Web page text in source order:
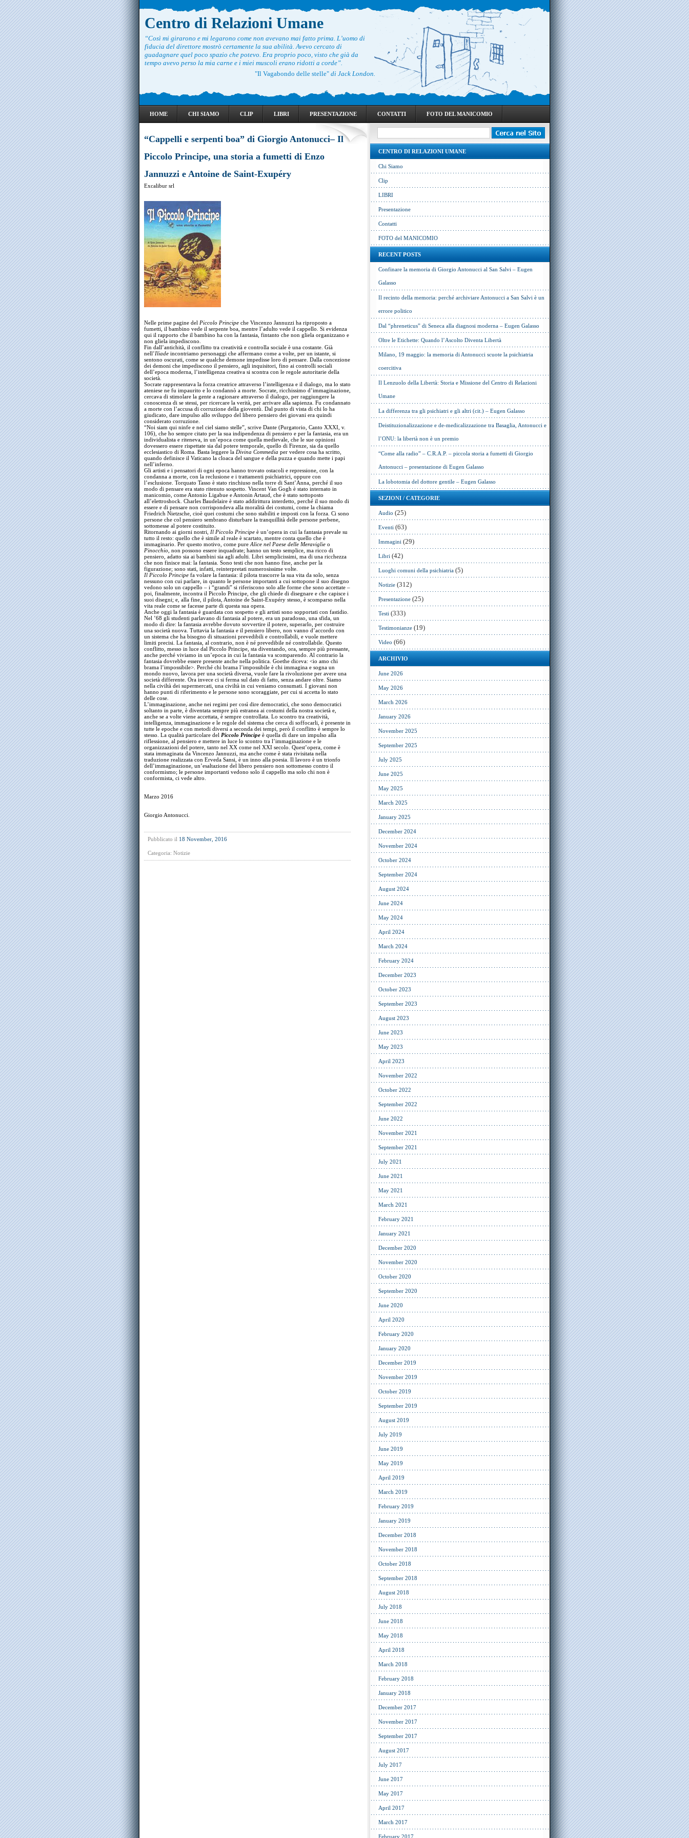
Centro di Relazioni Umane
“Così mi girarono e mi legarono come non avevano mai fatto prima. L’uomo di
fiducia del direttore mostrò certamente la sua abilità. Avevo cercato di
guadagnare quel poco spazio che potevo. Era proprio poco, visto che già da
tempo avevo perso la mia carne e i miei muscoli erano ridotti a corde”.
"Il Vagabondo delle stelle" di Jack London.
HOME CHI SIAMO CLIP LIBRI PRESENTAZIONE CONTATTI FOTO DEL MANICOMIO
“Cappelli e serpenti boa” di Giorgio Antonucci– Il
Piccolo Principe, una storia a fumetti di Enzo
Jannuzzi e Antoine de Saint-Exupéry
Excalibur srl
Nelle prime pagine del Piccolo Principe che Vincenzo Jannuzzi ha riproposto a
fumetti, il bambino vede il serpente boa, mentre l’adulto vede il cappello. Si evidenza
qui il rapporto che il bambino ha con la fantasia, fintanto che non gliela organizzano e
non gliela impediscono.
Fin dall’antichità, il conflitto tra creatività e controlla sociale è una costante. Già
nell’Iliade incontriamo personaggi che affermano come a volte, per un istante, si
sentono oscurati, come se qualche demone impedisse loro di pensare. Dalla concezione
dei demoni che impediscono il pensiero, agli inquisitori, fino ai controlli sociali
dell’epoca moderna, l’intelligenza creativa si scontra con le regole autoritarie della
società.
Socrate rappresentava la forza creatrice attraverso l’intelligenza e il dialogo, ma lo stato
ateniese ne fu impaurito e lo condannò a morte. Socrate, ricchissimo d’immaginazione,
cercava di stimolare la gente a ragionare attraverso il dialogo, per raggiungere la
conoscenza di se stessi, per ricercare la verità, per arrivare alla sapienza. Fu condannato
a morte con l’accusa di corruzione della gioventù. Dal punto di vista di chi lo ha
giudicato, dare impulso allo sviluppo del libero pensiero dei giovani era quindi
considerato corruzione.
“Noi siam qui ninfe e nel ciel siamo stelle”, scrive Dante (Purgatorio, Canto XXXI, v.
106), che ho sempre citato per la sua indipendenza di pensiero e per la fantasia, era un
individualista e riteneva, in un’epoca come quella medievale, che le sue opinioni
dovessero essere rispettate sia dal potere temporale, quello di Firenze, sia da quello
ecclesiastico di Roma. Basta leggere la Divina Commedia per vedere cosa ha scritto,
quando definisce il Vaticano la cloaca del sangue e della puzza e quando mette i papi
nell’inferno.
Gli artisti e i pensatori di ogni epoca hanno trovato ostacoli e repressione, con la
condanna a morte, con la reclusione e i trattamenti psichiatrici, oppure con
l’esclusione. Torquato Tasso è stato rinchiuso nella torre di Sant’Anna, perché il suo
modo di pensare era stato ritenuto sospetto. Vincent Van Gogh è stato internato in
manicomio, come Antonio Ligabue e Antonin Artaud, che è stato sottoposto
all’elettroshock. Charles Baudelaire è stato addirittura interdetto, perché il suo modo di
essere e di pensare non corrispondeva alla moralità dei costumi, come la chiama
Friedrich Nietzsche, cioè quei costumi che sono stabiliti e imposti con la forza. Ci sono
persone che col pensiero sembrano disturbare la tranquillità delle persone perbene,
sottomesse al potere costituito.
Ritornando ai giorni nostri, Il Piccolo Principe è un’opera in cui la fantasia prevale su
tutto il resto: quello che è simile al reale è scartato, mentre conta quello che è
immaginario. Per questo motivo, come pure Alice nel Paese delle Meraviglie o
Pinocchio , non possono essere inquadrate; hanno un testo semplice, ma ricco di
pensiero, adatto sia ai bambini sia agli adulti. Libri semplicissimi, ma di una ricchezza
che non finisce mai: la fantasia. Sono testi che non hanno fine, anche per la
figurazione; sono stati, infatti, reinterpretati numerosissime volte.
Il Piccolo Principe fa volare la fantasia: il pilota trascorre la sua vita da solo, senza
nessuno con cui parlare, in quanto le persone importanti a cui sottopone il suo disegno
vedono solo un cappello – i “grandi” si riferiscono solo alle forme che sono accettate –
poi, finalmente, incontra il Piccolo Principe, che gli chiede di disegnare e che capisce i
suoi disegni; e, alla fine, il pilota, Antoine de Saint-Exupéry stesso, è scomparso nella
vita reale come se facesse parte di questa sua opera.
Anche oggi la fantasia è guardata con sospetto e gli artisti sono sopportati con fastidio.
Nel ’68 gli studenti parlavano di fantasia al potere, era un paradosso, una sfida, un
modo di dire: la fantasia avrebbe dovuto sovvertire il potere, superarlo, per costruire
una società nuova. Tuttavia la fantasia e il pensiero libero, non vanno d’accordo con
un sistema che ha bisogno di situazioni prevedibili e controllabili, e vuole mettere
limiti precisi. La fantasia, al contrario, non è né prevedibile né controllabile. Questo
conflitto, messo in luce dal Piccolo Principe, sta diventando, ora, sempre più pressante,
anche perché viviamo in un’epoca in cui la fantasia va scomparendo. Al contrario la
fantasia dovrebbe essere presente anche nella politica. Goethe diceva: <io amo chi
brama l’impossibile>. Perché chi brama l’impossibile è chi immagina e sogna un
mondo nuovo, lavora per una società diversa, vuole fare la rivoluzione per avere una
società differente. Ora invece ci si ferma sul dato di fatto, senza andare oltre. Siamo
nella civiltà dei supermercati, una civiltà in cui veniamo consumati. I giovani non
hanno punti di riferimento e le persone sono scoraggiate, per cui si accetta lo stato
delle cose.
L’immaginazione, anche nei regimi per così dire democratici, che sono democratici
soltanto in parte, è diventata sempre più estranea ai costumi della nostra società e,
anche se a volte viene accettata, è sempre controllata. Lo scontro tra creatività,
intelligenza, immaginazione e le regole del sistema che cerca di soffocarli, è presente in
tutte le epoche e con metodi diversi a seconda dei tempi, però il conflitto è sempre lo
stesso. La qualità particolare del Piccolo Principe è quella di dare un impulso alla
riflessione, al pensiero e mettere in luce lo scontro tra l’immaginazione e le
organizzazioni del potere, tanto nel XX come nel XXI secolo. Quest’opera, come è
stata immaginata da Vincenzo Jannuzzi, ma anche come è stata rivisitata nella
traduzione realizzata con Erveda Sansi, è un inno alla poesia. Il lavoro è un trionfo
dell’immaginazione, un’esaltazione del libero pensiero non sottomesso contro il
conformismo; le persone importanti vedono solo il cappello ma solo chi non è
conformista, ci vede altro.
Marzo 2016
Giorgio Antonucci.
Pubblicato il 18 November, 2016
Categoria: Notizie
CENTRO DI RELAZIONI UMANE
Chi Siamo
Clip
LIBRI
Presentazione
Contatti
FOTO del MANICOMIO
RECENT POSTS
Confinare la memoria di Giorgio Antonucci al San Salvi – Eugen
Galasso
Il recinto della memoria: perché archiviare Antonucci a San Salvi è un
errore politico
Dal “phreneticus” di Seneca alla diagnosi moderna – Eugen Galasso
Oltre le Etichette: Quando l’Ascolto Diventa Libertà
Milano, 19 maggio: la memoria di Antonucci scuote la psichiatria
coercitiva
Il Lenzuolo della Libertà: Storia e Missione del Centro di Relazioni
Umane
La differenza tra gli psichiatri e gli altri (cit.) – Eugen Galasso
Deistituzionalizzazione e de-medicalizzazione tra Basaglia, Antonucci e
l’ONU: la libertà non è un premio
“Come alla radio” – C.R.A.P. – piccola storia a fumetti di Giorgio
Antonucci – presentazione di Eugen Galasso
La lobotomia del dottore gentile – Eugen Galasso
SEZIONI / CATEGORIE
Audio (25)
Eventi (63)
Immagini (29)
Libri (42)
Luoghi comuni della psichiatria (5)
Notizie (312)
Presentazione (25)
Testi (333)
Testimonianze (19)
Video (66)
ARCHIVIO
June 2026
May 2026
March 2026
January 2026
November 2025
September 2025
July 2025
June 2025
May 2025
March 2025
January 2025
December 2024
November 2024
October 2024
September 2024
August 2024
June 2024
May 2024
April 2024
March 2024
February 2024
December 2023
October 2023
September 2023
August 2023
June 2023
May 2023
April 2023
November 2022
October 2022
September 2022
June 2022
November 2021
September 2021
July 2021
June 2021
May 2021
March 2021
February 2021
January 2021
December 2020
November 2020
October 2020
September 2020
June 2020
April 2020
February 2020
January 2020
December 2019
November 2019
October 2019
September 2019
August 2019
July 2019
June 2019
May 2019
April 2019
March 2019
February 2019
January 2019
December 2018
November 2018
October 2018
September 2018
August 2018
July 2018
June 2018
May 2018
April 2018
March 2018
February 2018
January 2018
December 2017
November 2017
September 2017
August 2017
July 2017
June 2017
May 2017
April 2017
March 2017
February 2017